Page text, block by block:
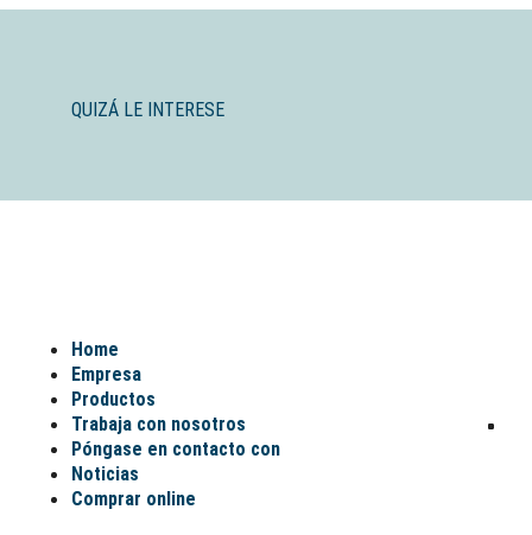
QUIZÁ LE INTERESE
Home
Empresa
Productos
Trabaja con nosotros
Póngase en contacto con
Noticias
Comprar online